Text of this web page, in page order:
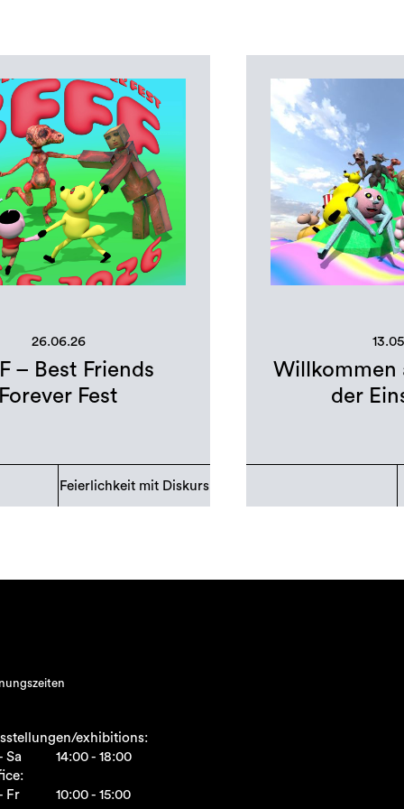
26.06.26
– Best Friends
Fest
Feierlichkeit mit Diskurs
Willkommen
der
exhibitions:
Sa
14:00 - 18:00
Fr
10:00 - 15:00